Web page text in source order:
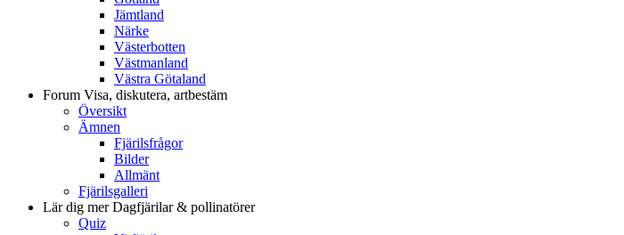
Jämtland
Närke
Västerbotten
Västmanland
Västra Götaland
Forum Visa, diskutera, artbestäm
Översikt
Ämnen
Fjärilsfrågor
Bilder
Allmänt
Fjärilsgalleri
Lär dig merDagfjärilar & pollinatörer
Quiz